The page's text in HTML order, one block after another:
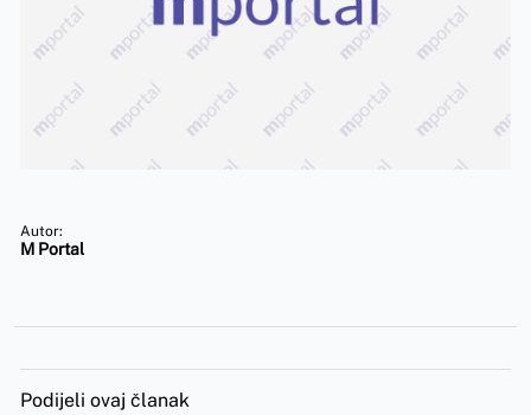
Autor:
M Portal
Podijeli ovaj članak